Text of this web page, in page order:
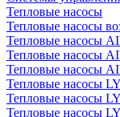
Тепловые насосы
Тепловые насосы
Тепловые насосы
Тепловые насосы
Тепловые насосы
Тепловые насосы
Тепловые насосы
Тепловые насосы